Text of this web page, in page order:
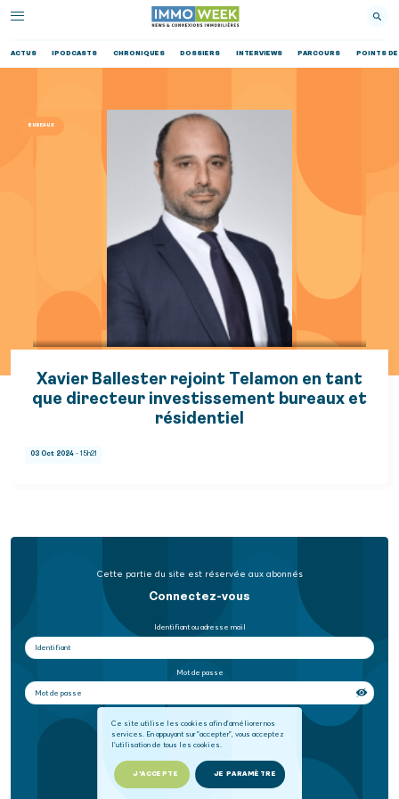
ACTUS IPODCASTS CHRONIQUES DOSSIERS INTERVIEWS PARCOURS POINTS DE
Ce site utilise les cookies afin d'améliorer nos
services. En appuyant sur "accepter", vous acceptez
l'utilisation de tous les cookies.
J'ACCEPTE JE PARAMÈTRE
BUREAUX
Xavier Ballester rejoint Telamon en tant
que directeur investissement bureaux et
résidentiel
03 Oct 2024 - 15h21
Cette partie du site est réservée aux abonnés
Connectez-vous
Identifiant ou adresse mail
Mot de passe
Mot de passe oublié